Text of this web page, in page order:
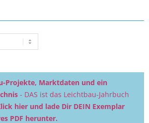
Projekte, Marktdaten und ein
- DAS ist das Leichtbau-Jahrbuch
hier und lade Dir DEIN Exemplar
PDF herunter.